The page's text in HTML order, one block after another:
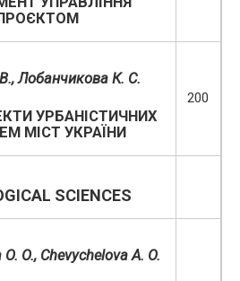
Лобанчикова К. С.
УРБАНІСТИЧНИХ
МІСТ УКРАЇНИ
200
SCIENCES
O., Chevychelova A. O.